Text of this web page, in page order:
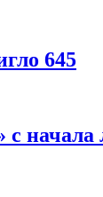
645
начала